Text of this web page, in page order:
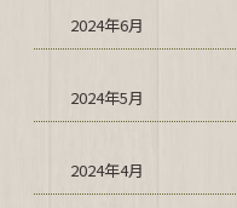
2024年6月
2024年5月
2024年4月